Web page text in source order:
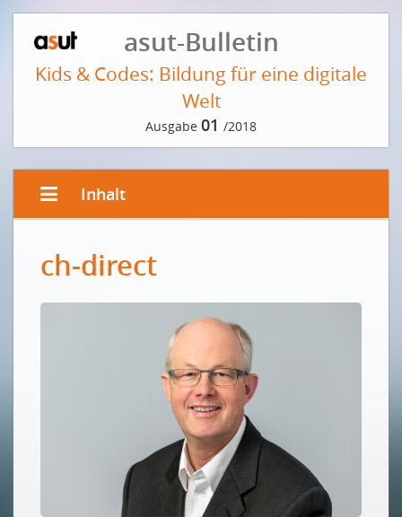
asut-Bulletin
Kids & Codes: Bildung für eine digitale
Welt
Ausgabe 01 /2018
Inhalt
Lernen für die digitale Zukunft
VORWORT DER REDAKTION
Jetzt müssen Lösungen her!
ABRAHAM BERNSTEIN IM GESPRÄCH
Alle müssen lernen, mit Daten umzugehen
Tout le monde doit apprendre à gérer des données
KINDER, NULLEN UND EINSEN
Vier Thesen zur Jugend 4.0
ch-direct